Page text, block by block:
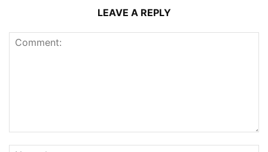
LEAVE A REPLY